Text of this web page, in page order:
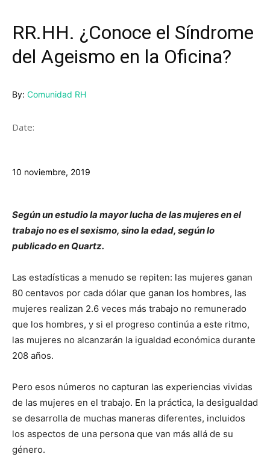
RR.HH. ¿Conoce el Síndrome
del Ageismo en la Oficina?
By: Comunidad RH
Date:
10 noviembre, 2019
Según un estudio la mayor lucha de las mujeres en el
trabajo no es el sexismo, sino la edad, según lo
publicado en Quartz.
Las estadísticas a menudo se repiten: las mujeres ganan
80 centavos por cada dólar que ganan los hombres, las
mujeres realizan 2.6 veces más trabajo no remunerado
que los hombres, y si el progreso continúa a este ritmo,
las mujeres no alcanzarán la igualdad económica durante
208 años.
Pero esos números no capturan las experiencias vividas
de las mujeres en el trabajo. En la práctica, la desigualdad
se desarrolla de muchas maneras diferentes, incluidos
los aspectos de una persona que van más allá de su
género.